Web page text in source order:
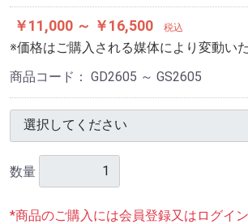
￥11,000 ～ ￥16,500 税込
※価格はご購入される媒体により変動いた
商品コード： GD2605 ～ GS2605
数量
*商品のご購入には会員登録又はログイ